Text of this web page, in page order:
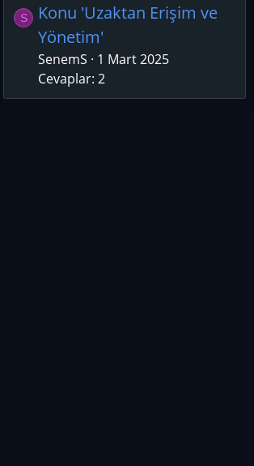
S
Konu 'Uzaktan Erişim ve
Yönetim'
SenemS
1 Mart 2025
Cevaplar: 2